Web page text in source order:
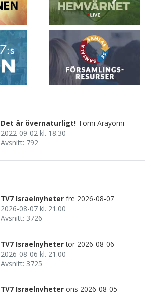
Det är övernaturligt! Tomi Arayomi
2022-09-02 kl. 18.30
Avsnitt: 792
TV7 Israelnyheter fre 2026-08-07
2026-08-07 kl. 21.00
Avsnitt: 3726
TV7 Israelnyheter tor 2026-08-06
2026-08-06 kl. 21.00
Avsnitt: 3725
TV7 Israelnyheter ons 2026-08-05